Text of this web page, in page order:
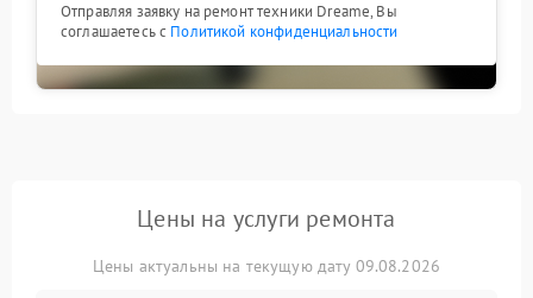
Отправляя заявку на ремонт техники Dreame, Вы
соглашаетесь с Политикой конфиденциальности
Цены на услуги ремонта
Цены актуальны на текущую дату 09.08.2026